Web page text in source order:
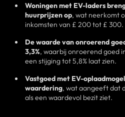
Woningen met EV-laders
huurprijzen op, wat neerkomt
inkomsten van £ 200 tot £ 300.
De waarde van onroerend
3,3%, waarbij onroerend goed
een stijging tot 5,8% laat zien.
Vastgoed met EV-
waardering, wat aangeeft dat
als een waardevol bezit ziet.